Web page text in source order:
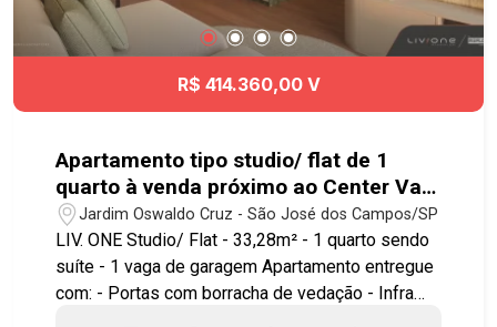
com nossos corretores e descubra as melhores
condições para comprar seu primeiro imóvel ou
investir no Liv.One. ? Chame a Geração Imóveis e
encontre a unidade ideal para você!
R$ 414.360,00 V
Apartamento tipo studio/ flat de 1
quarto à venda próximo ao Center Vale
em São José dos Campos | Liv.One
Jardim Oswaldo Cruz - São José dos Campos/SP
LIV. ONE Studio/ Flat - 33,28m² - 1 quarto sendo
suíte - 1 vaga de garagem Apartamento entregue
com: - Portas com borracha de vedação - Infra